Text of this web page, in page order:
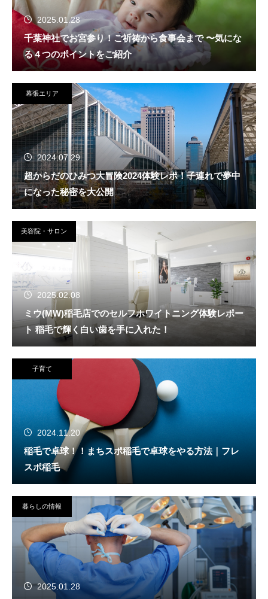
2025.01.28
千葉神社でお宮参り！ご祈祷から食事会まで 〜気にな
る４つのポイントをご紹介
幕張エリア
2024.07.29
超からだのひみつ大冒険2024体験レポ！子連れで夢中
になった秘密を大公開
美容院・サロン
2025.02.08
ミウ(MW)稲毛店でのセルフホワイトニング体験レポー
ト 稲毛で輝く白い歯を手に入れた！
子育て
2024.11.20
稲毛で卓球！！まちスポ稲毛で卓球をやる方法｜フレ
スポ稲毛
暮らしの情報
2025.01.28